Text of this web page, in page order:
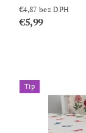
€4,87 bez DPH
€5,99
Tip